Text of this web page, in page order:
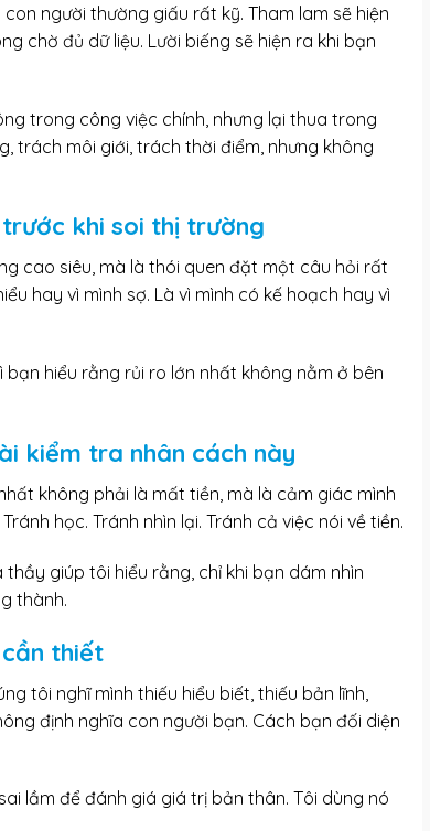
người thường giấu rất kỹ. Tham lam sẽ hiện
chờ đủ dữ liệu. Lười biếng sẽ hiện ra khi bạn
trong công việc chính, nhưng lại thua trong
trách môi giới, trách thời điểm, nhưng không
khi soi thị trường
cao siêu, mà là thói quen đặt một câu hỏi rất
hay vì mình sợ. Là vì mình có kế hoạch hay vì
hiểu rằng rủi ro lớn nhất không nằm ở bên
kiểm tra nhân cách này
không phải là mất tiền, mà là cảm giác mình
học. Tránh nhìn lại. Tránh cả việc nói về tiền.
giúp tôi hiểu rằng, chỉ khi bạn dám nhìn
thành.
thiết
tôi nghĩ mình thiếu hiểu biết, thiếu bản lĩnh,
định nghĩa con người bạn. Cách bạn đối diện
lầm để đánh giá giá trị bản thân. Tôi dùng nó